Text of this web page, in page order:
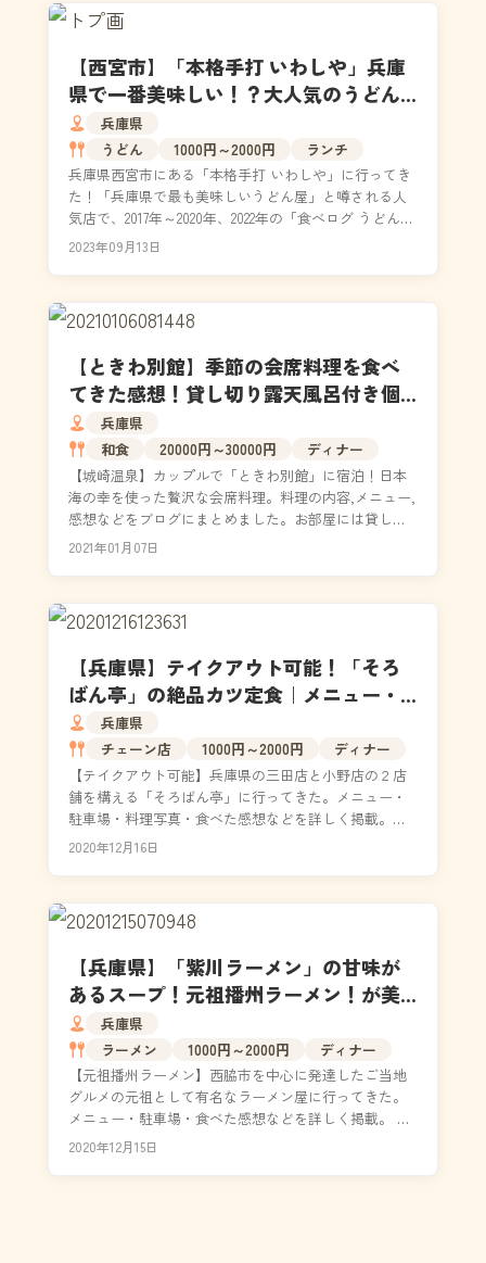
【西宮市】「本格手打 いわしや」兵庫
県で一番美味しい！？大人気のうどん
屋に潜入してきた｜食レポ・メニュー
兵庫県
うどん
1000円～2000円
ランチ
兵庫県西宮市にある「本格手打 いわしや」に行ってき
た！「兵庫県で最も美味しいうどん屋」と噂される人
気店で、2017年～2020年、2022年の「食べログ うどん
百名店」を5回受賞しているうどん界の第...
2023年09月13日
【ときわ別館】季節の会席料理を食べ
てきた感想！貸し切り露天風呂付き個
室で癒される旅！
兵庫県
和食
20000円～30000円
ディナー
【城崎温泉】カップルで「ときわ別館」に宿泊！日本
海の幸を使った贅沢な会席料理。料理の内容,メニュー,
感想などをブログにまとめました。お部屋には貸し切
り露天風呂があり、浴衣を着て外湯巡りが可能。無料
2021年01月07日
【兵庫県】テイクアウト可能！「そろ
ばん亭」の絶品カツ定食｜メニュー・
駐車場
兵庫県
チェーン店
1000円～2000円
ディナー
【テイクアウト可能】兵庫県の三田店と小野店の２店
舗を構える「そろばん亭」に行ってきた。メニュー・
駐車場・料理写真・食べた感想などを詳しく掲載。独
自農法で生産されたお米は、肉厚のカツと相性抜群！
2020年12月16日
【兵庫県】「紫川ラーメン」の甘味が
あるスープ！元祖播州ラーメン！が美
味すぎる｜メニュー・駐車場
兵庫県
ラーメン
1000円～2000円
ディナー
【元祖播州ラーメン】西脇市を中心に発達したご当地
グルメの元祖として有名なラーメン屋に行ってきた。
メニュー・駐車場・食べた感想などを詳しく掲載。 戦
後女性の口に合うように改良されたもので、特徴は甘
2020年12月15日